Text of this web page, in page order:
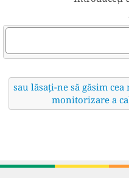
sau lăsați-ne să găsim
monitorizare a